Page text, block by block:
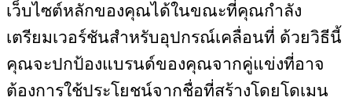
เว็บไซต์หลักของคุณได้ในขณะที่คุณกำลัง
เตรียมเวอร์ชันสำหรับอุปกรณ์เคลื่อนที่ ด้วยวิธีนี้
คุณจะปกป้องแบรนด์ของคุณจากคู่แข่งที่อาจ
ต้องการใช้ประโยชน์จากชื่อที่สร้างโดยโดเมน